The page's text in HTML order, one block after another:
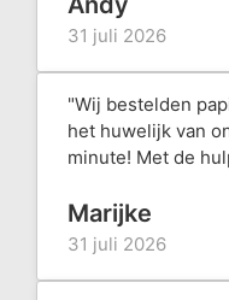
31 juli 2026
"Wij bestelden
het huwelijk van
minute! Met de
Marijke
31 juli 2026